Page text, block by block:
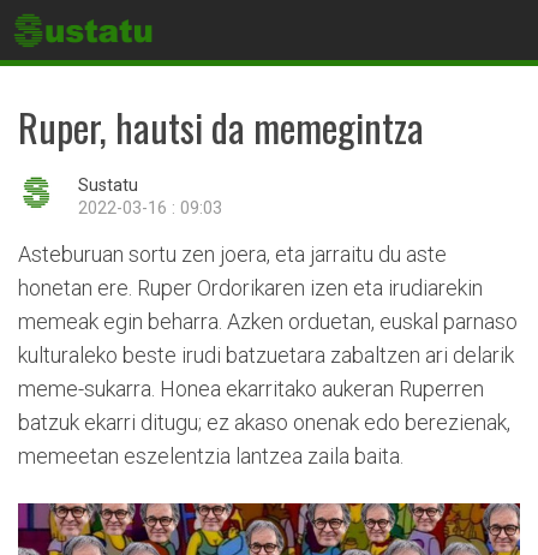
Ruper, hautsi da memegintza
Sustatu
2022-03-16 : 09:03
Asteburuan sortu zen joera, eta jarraitu du aste
honetan ere. Ruper Ordorikaren izen eta irudiarekin
memeak egin beharra. Azken orduetan, euskal parnaso
kulturaleko beste irudi batzuetara zabaltzen ari delarik
meme-sukarra. Honea ekarritako aukeran Ruperren
batzuk ekarri ditugu; ez akaso onenak edo berezienak,
memeetan eszelentzia lantzea zaila baita.